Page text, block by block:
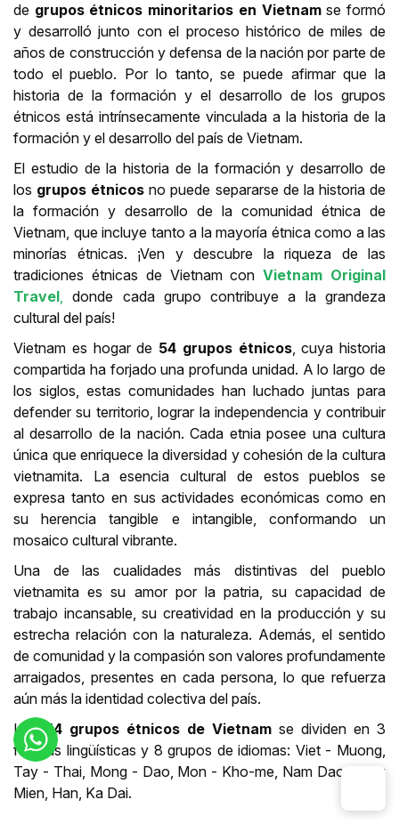
de grupos étnicos minoritarios en Vietnamse formó
y desarrolló junto con el proceso histórico de miles de
años de construcción y defensa de la nación por parte de
todo el pueblo. Por lo tanto, se puede afirmar que la
historia de la formación y el desarrollo de los grupos
étnicos está intrínsecamente vinculada a la historia de la
formación y el desarrollo del país de Vietnam.
El estudio de la historia de la formación y desarrollo de
los grupos étnicos no puede separarse de la historia de
la formación y desarrollo de la comunidad étnica de
Vietnam, que incluye tanto a la mayoría étnica como a las
minorías étnicas. ¡Ven y descubre la riqueza de las
tradiciones étnicas de Vietnam conVietnam Original
Travel, donde cada grupo contribuye a la grandeza
cultural del país!
Vietnam es hogar de 54 grupos étnicos, cuya historia
compartida ha forjado una profunda unidad. A lo largo de
los siglos, estas comunidades han luchado juntas para
defender su territorio, lograr la independencia y contribuir
al desarrollo de la nación. Cada etnia posee una cultura
única que enriquece la diversidad y cohesión de la cultura
vietnamita. La esencia cultural de estos pueblos se
expresa tanto en sus actividades económicas como en
su herencia tangible e intangible, conformando un
mosaico cultural vibrante.
Una de las cualidades más distintivas del pueblo
vietnamita es su amor por la patria, su capacidad de
trabajo incansable, su creatividad en la producción y su
estrecha relación con la naturaleza. Además, el sentido
de comunidad y la compasión son valores profundamente
arraigados, presentes en cada persona, lo que refuerza
aún más la identidad colectiva del país.
Los54 grupos étnicos de Vietnam se dividen en 3
familias lingüísticas y 8 grupos de idiomas: Viet - Muong,
Tay - Thai, Mong - Dao, Mon - Kho-me, Nam Dao, Tang
Mien, Han, Ka Dai.